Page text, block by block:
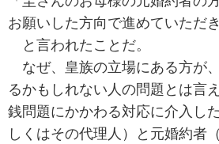
お願いした方向で進めていただ
と言われたことだ。
なぜ、皇族の立場にある方が
るかもしれない人の問題とは言
銭問題にかかわる対応に介入し
しくはその代理人）と元婚約者